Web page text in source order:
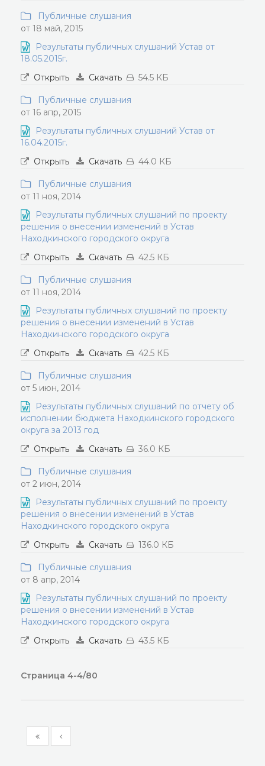
Публичные слушания
от 18 май, 2015
Результаты публичных слушаний Устав от
18.05.2015г.
Открыть
Скачать 54.5 КБ
Публичные слушания
от 16 апр, 2015
Результаты публичных слушаний Устав от
16.04.2015г.
Открыть
Скачать 44.0 КБ
Публичные слушания
от 11 ноя, 2014
Результаты публичных слушаний по проекту
решения о внесении изменений в Устав
Находкинского городского округа
Открыть
Скачать 42.5 КБ
Публичные слушания
от 11 ноя, 2014
Результаты публичных слушаний по проекту
решения о внесении изменений в Устав
Находкинского городского округа
Открыть
Скачать 42.5 КБ
Публичные слушания
от 5 июн, 2014
Результаты публичных слушаний по отчету об
исполнении бюджета Находкинского городского
округа за 2013 год
Открыть
Скачать 36.0 КБ
Публичные слушания
от 2 июн, 2014
Результаты публичных слушаний по проекту
решения о внесении изменений в Устав
Находкинского городского округа
Открыть
Скачать 136.0 КБ
Публичные слушания
от 8 апр, 2014
Результаты публичных слушаний по проекту
решения о внесении изменений в Устав
Находкинского городского округа
Открыть
Скачать 43.5 КБ
Страница 4-4/80